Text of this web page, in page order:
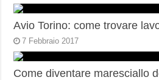
Avio Torino: come trovare
7 Febbraio 2017
Come diventare maresciallo